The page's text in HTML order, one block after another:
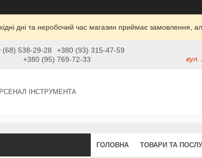
дні та неробочий час магазин приймає замовлення,
(68) 538-29-28
+380 (93) 315-47-59
+380 (95) 769-72-33
вул.
ІНСТРУМЕНТА
ГОЛОВНА ТОВАРИ ТА